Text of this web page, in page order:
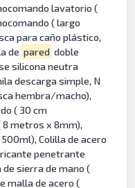
lavatorio (
( largo
para caño plástico,
de pared doble
silicona neutra
descarga simple, N
hembra/macho),
( 30 cm
metros x 8mm),
Colilla de acero
penetrante
sierra de mano (
malla de acero (